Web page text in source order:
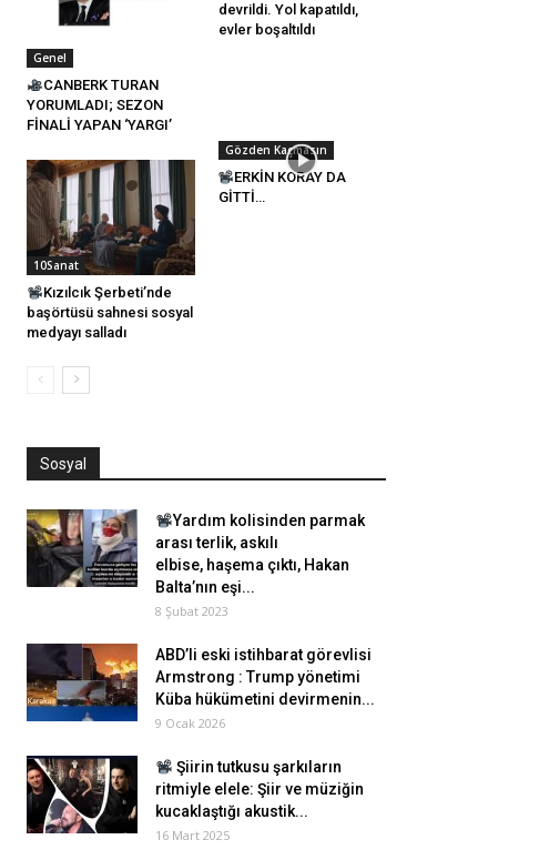
Genel
CANBERK TURAN
YORUMLADI; SEZON
FİNALİ YAPAN ‘YARGI’
devrildi. Yol kapatıldı,
evler boşaltıldı
10Sanat
Kızılcık Şerbeti’nde
başörtüsü sahnesi sosyal
medyayı salladı
Gözden Kaçmasın
ERKİN KORAY DA
GİTTİ…
Sosyal
Yardım kolisinden parmak
arası terlik, askılı
elbise, haşema çıktı, Hakan
Balta’nın eşi...
8 Şubat 2023
ABD’li eski istihbarat görevlisi
Armstrong : Trump yönetimi
Küba hükümetini devirmenin...
9 Ocak 2026
Şiirin tutkusu şarkıların
ritmiyle elele: Şiir ve müziğin
kucaklaştığı akustik...
16 Mart 2025